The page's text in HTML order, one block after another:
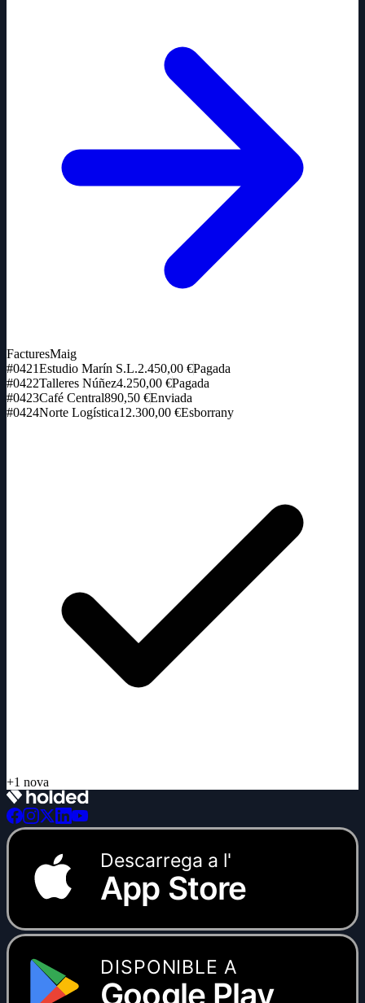
FacturesMaig
#0421Estudio Marín S.L.2.450,00 €Pagada
#0422Talleres Núñez4.250,00 €Pagada
#0423Café Central890,50 €Enviada
#0424Norte Logística12.300,00 €Esborrany
+1 nova
Descarrega a l'
App Store
DISPONIBLE A
Google Play